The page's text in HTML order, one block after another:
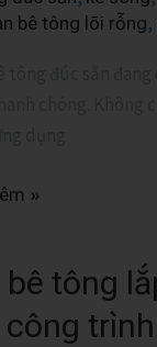
bê tông lõi rỗng,
»
bê tông
công trình